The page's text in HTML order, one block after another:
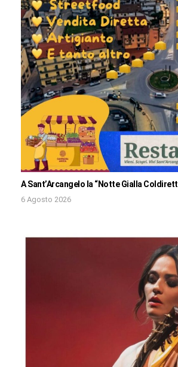
A Sant’Arcangelo la “Notte Gialla
6 Agosto 2026